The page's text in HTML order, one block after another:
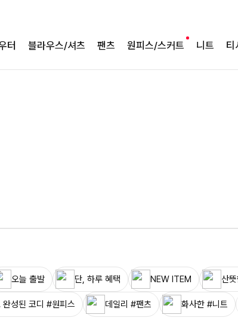
터 블라우스/셔츠 팬츠 원피스/스커트 니트 티
오늘 출발 단, 하루 혜택 NEW ITEM 산
완성된 코디 #원피스 데일리 #팬츠 화사한 #니트